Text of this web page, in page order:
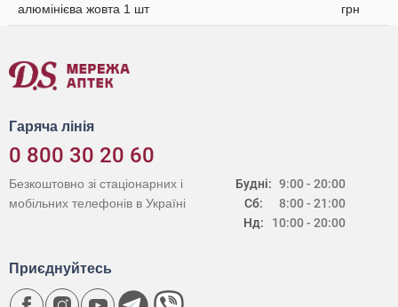
алюмінієва жовта 1 шт
грн
Гаряча лінія
0 800 30 20 60
Будні:
Сб:
Нд:
9:00 - 20:00
8:00 - 21:00
10:00 - 20:00
Безкоштовно зі стаціонарних і
мобільних телефонів в Україні
Приєднуйтесь